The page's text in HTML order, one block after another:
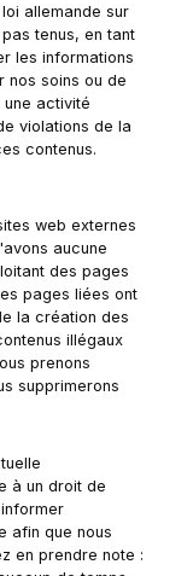
allemande sur
tenus, en tant
les informations
nos soins ou de
activité
violations de la
contenus.
web externes
aucune
des pages
pages liées ont
la création des
illégaux
prenons
supprimerons
à un droit de
afin que nous
en prendre note :